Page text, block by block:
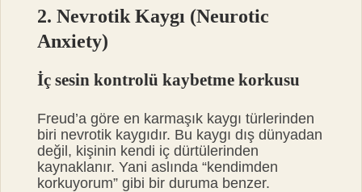
2. Nevrotik Kaygı (Neurotic
Anxiety)
İç sesin kontrolü kaybetme korkusu
Freud’a göre en karmaşık kaygı türlerinden
biri nevrotik kaygıdır. Bu kaygı dış dünyadan
değil, kişinin kendi iç dürtülerinden
kaynaklanır. Yani aslında “kendimden
korkuyorum” gibi bir duruma benzer.